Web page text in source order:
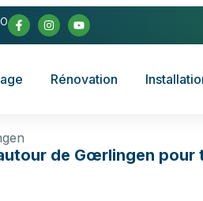
Rénovation
de Gœrlingen